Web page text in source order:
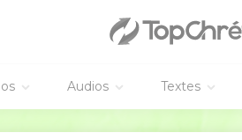
Audios Textes
sont disponibles en vidéo pour le moment.
Philistins
adressée au prophète Jérémie à